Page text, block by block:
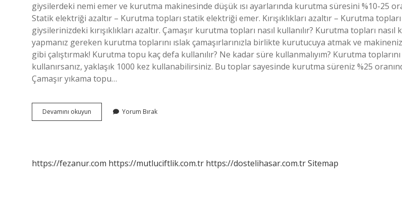
giysilerdeki nemi emer ve kurutma makinesinde düşük ısı ayarlarında kurutma süresini %10-25
Statik elektriği azaltır – Kurutma topları statik elektriği emer. Kırışıklıkları azaltır – Kurutma topları
giysilerinizdeki kırışıklıkları azaltır. Çamaşır kurutma topları nasıl kullanılır? Kurutma topları nasıl
yapmanız gereken kurutma toplarını ıslak çamaşırlarınızla birlikte kurutucuya atmak ve
gibi çalıştırmak! Kurutma topu kaç defa kullanılır? Ne kadar süre kullanmalıyım? Kurutma
kullanırsanız, yaklaşık 1000 kez kullanabilirsiniz. Bu toplar sayesinde kurutma süreniz %25
Çamaşır yıkama topu…
Devamını okuyun Çamaşır
Kurutma
Yorum Bırak
https://fezanur.com https://mutluciftlik.com.tr https://dostelihasar.com.trSitemap